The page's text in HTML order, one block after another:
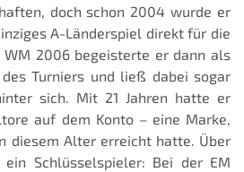
doch schon 2004 wurde er
A-Länderspiel direkt für die
WM 2006 begeisterte er dann als
Turniers und ließ dabei sogar
sich. Mit 21 Jahren hatte er
auf dem Konto – eine Marke,
diesem Alter erreicht hatte. Über
Schlüsselspieler: Bei der EM